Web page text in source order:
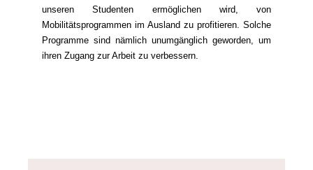
unseren Studenten ermöglichen wird, von
Mobilitätsprogrammen im Ausland zu profitieren. Solche
Programme sind nämlich unumgänglich geworden, um
ihren Zugang zur Arbeit zu verbessern.